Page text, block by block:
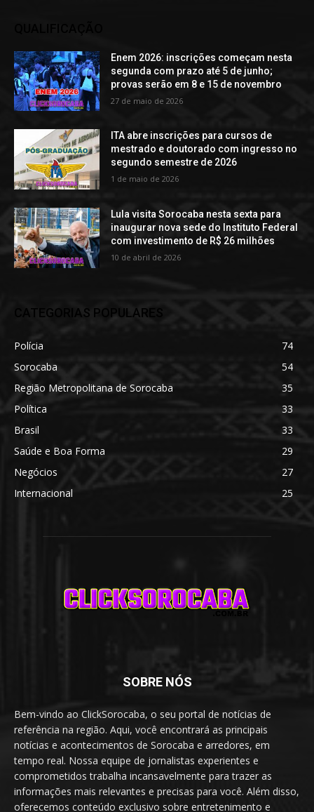
Enem 2026: inscrições começam nesta
segunda com prazo até 5 de junho;
provas serão em 8 e 15 de novembro
27 de maio de 2026
ITA abre inscrições para cursos de
mestrado e doutorado com ingresso no
segundo semestre de 2026
1 de maio de 2026
Lula visita Sorocaba nesta sexta para
inaugurar nova sede do Instituto Federal
com investimento de R$ 26 milhões
10 de abril de 2026
CATEGORIAS POPULARES
Polícia
74
Sorocaba
54
Região Metropolitana de Sorocaba
35
Política
33
Brasil
33
Saúde e Boa Forma
29
Negócios
27
Internacional
25
SOBRE NÓS
Bem-vindo ao ClickSorocaba, o seu portal de notícias de
referência na região. Aqui, você encontrará as principais
notícias e acontecimentos de Sorocaba e arredores, em
tempo real. Nossa equipe de jornalistas experientes e
comprometidos trabalha incansavelmente para trazer as
informações mais relevantes e precisas para você. Além disso,
oferecemos conteúdo exclusivo sobre entretenimento e